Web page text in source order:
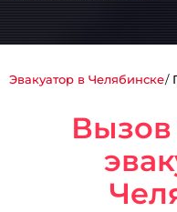
Эвакуатор в Челябинске
Вызов